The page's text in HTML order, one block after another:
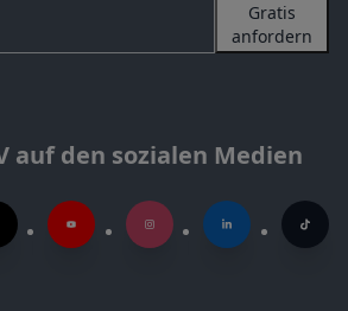
Gratis
anfordern
auf den sozialen Medien